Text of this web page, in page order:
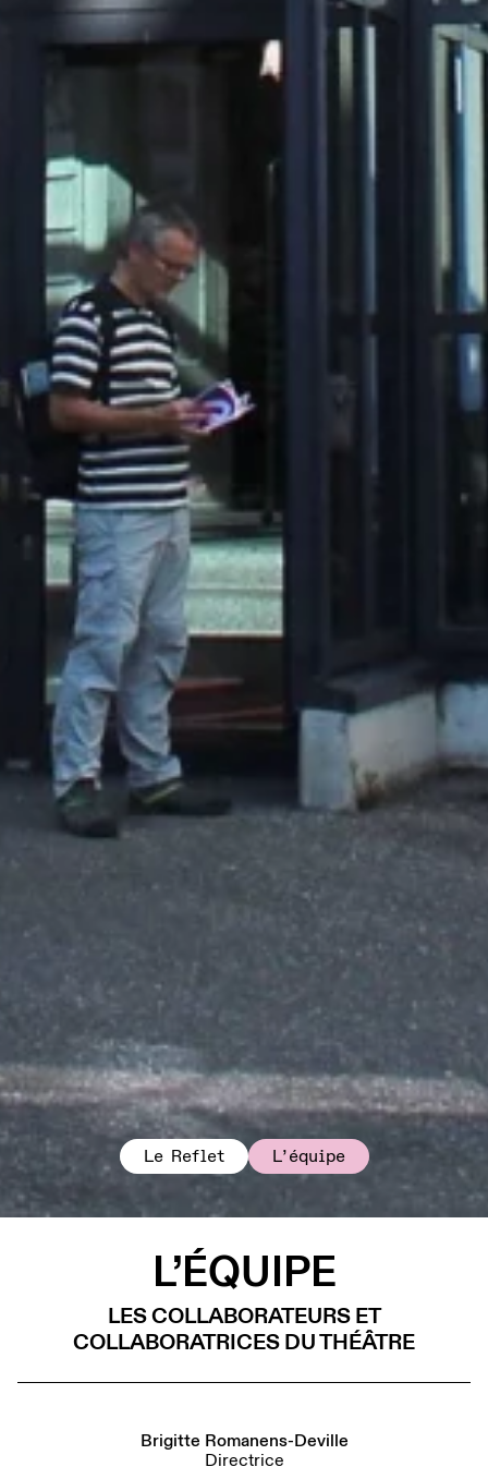
Le Reflet L’équipe
L’ÉQUIPE
LES COLLABORATEURS ET
COLLABORATRICES DU THÉÂTRE
Brigitte Romanens-Deville
Directrice